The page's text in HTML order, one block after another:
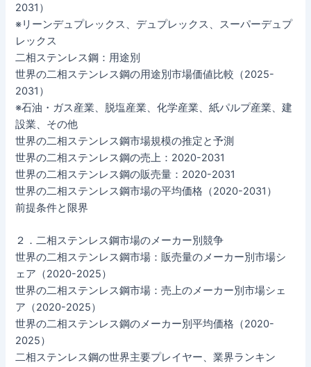
2031）
※リーンデュプレックス、デュプレックス、スーパーデュプ
レックス
二相ステンレス鋼：用途別
世界の二相ステンレス鋼の用途別市場価値比較（2025-
2031）
※石油・ガス産業、脱塩産業、化学産業、紙パルプ産業、建
設業、その他
世界の二相ステンレス鋼市場規模の推定と予測
世界の二相ステンレス鋼の売上：2020-2031
世界の二相ステンレス鋼の販売量：2020-2031
世界の二相ステンレス鋼市場の平均価格（2020-2031）
前提条件と限界
２．二相ステンレス鋼市場のメーカー別競争
世界の二相ステンレス鋼市場：販売量のメーカー別市場シ
ェア（2020-2025）
世界の二相ステンレス鋼市場：売上のメーカー別市場シェ
ア（2020-2025）
世界の二相ステンレス鋼のメーカー別平均価格（2020-
2025）
二相ステンレス鋼の世界主要プレイヤー、業界ランキン